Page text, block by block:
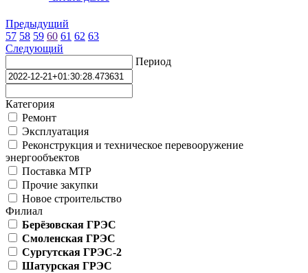
Предыдущий
57 58 59 60 61 62 63
Следующий
Период
Категория
Ремонт
Эксплуатация
Реконструкция и техническое перевооружение
энергообъектов
Поставка МТР
Прочие закупки
Новое строительство
Филиал
Берёзовская ГРЭС
Смоленская ГРЭС
Сургутская ГРЭС-2
Шатурская ГРЭС